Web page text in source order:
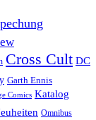
Cross Cult DC
Garth Ennis
Comics Katalog
Omnibus